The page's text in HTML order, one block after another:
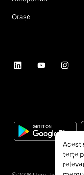
Orașe
Acest
terțe